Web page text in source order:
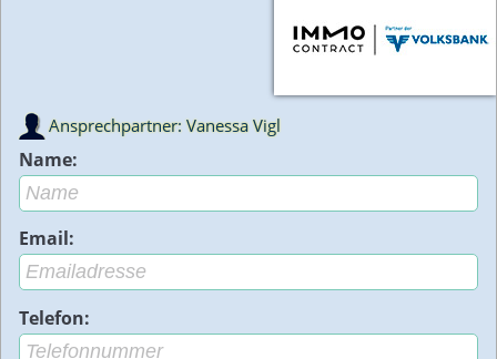
Ansprechpartner: Vanessa Vigl
Name:
Email:
Telefon: